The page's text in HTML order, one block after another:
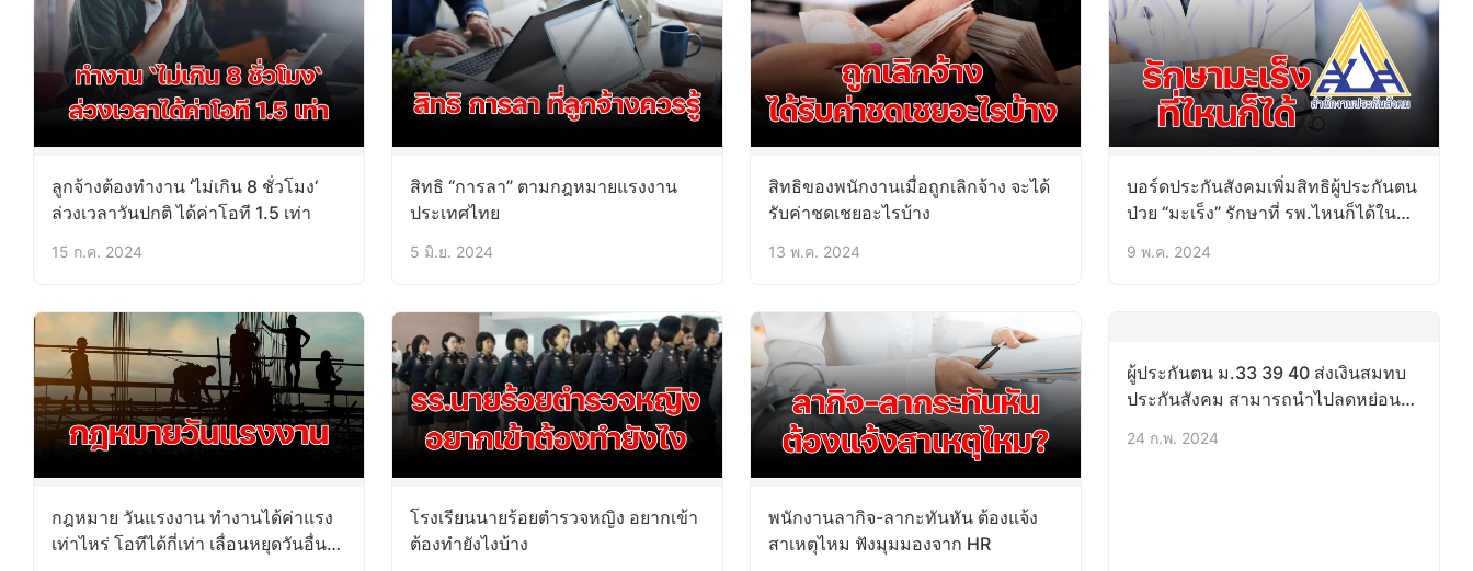
ลูกจ้างต้องทำงาน ‘ไม่เกิน 8 ชั่วโมง‘
ล่วงเวลาวันปกติ ได้ค่าโอที 1.5 เท่า
15 ก.ค. 2024
สิทธิ “การลา” ตามกฎหมายแรงงาน
ประเทศไทย
5 มิ.ย. 2024
สิทธิของพนักงานเมื่อถูกเลิกจ้าง จะได้
รับค่าชดเชยอะไรบ้าง
13 พ.ค. 2024
บอร์ดประกันสังคมเพิ่มสิทธิผู้ประกันตน
ป่วย “มะเร็ง” รักษาที่ รพ.ไหนก็ได้ใน
9 พ.ค. 2024
กฎหมาย วันแรงงาน ทำงานได้ค่าแรง
เท่าไหร่ โอทีได้กี่เท่า เลื่อนหยุดวันอื่นได้
โรงเรียนนายร้อยตำรวจหญิง อยากเข้า
ต้องทำยังไงบ้าง
พนักงานลากิจ-ลากะทันหัน ต้องแจ้ง
สาเหตุไหม ฟังมุมมองจาก HR
ผู้ประกันตน ม.33 39 40 ส่งเงินสมทบ
ประกันสังคม สามารถนำไปลดหย่อน
24 ก.พ. 2024